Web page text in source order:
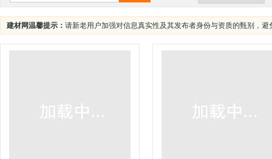
建材网温馨提示： 请新老用户加强对信息真实性及其发布者身份与资质的甄别，